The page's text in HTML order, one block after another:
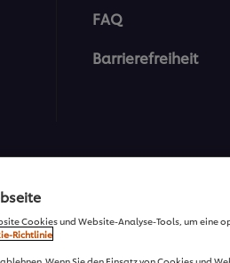
FAQ
Barrierefreiheit
Unilever Österreich GmbH -
Cookies und Website-Analyse-Tools, um eine
Richtlinie
Wenn Sie den Einsatz von Cookies und